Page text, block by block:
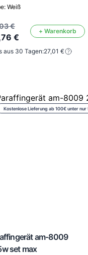
Weiß
€
€
+ Warenkorb
aus 30 Tagen:27,01 €
Kostenlose Lieferung ab 100€ unter nur
am-8009
set max